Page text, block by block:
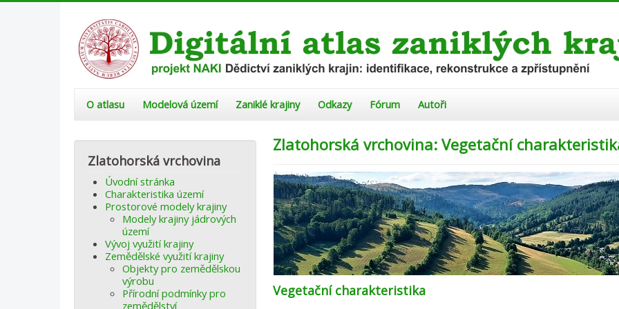
O atlasu Modelová území Zaniklé krajiny Odkazy Fórum Autoři
Zlatohorská vrchovina
Úvodní stránka
Charakteristika území
Prostorové modely krajiny
Modely krajiny jádrových
území
Vývoj využití krajiny
Zemědělské využití krajiny
Objekty pro zemědělskou
výrobu
Přírodní podmínky pro
zemědělství
Zlatohorská vrchovina: Vegetační
Vegetační charakteristika